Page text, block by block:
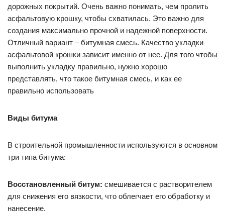
дорожных покрытий. Очень важно понимать, чем пролить
асфальтовую крошку, чтобы схватилась. Это важно для
создания максимально прочной и надежной поверхности.
Отличный вариант – битумная смесь. Качество укладки
асфальтовой крошки зависит именно от нее. Для того чтобы
выполнить укладку правильно, нужно хорошо
представлять, что такое битумная смесь, и как ее
правильно использовать
Виды битума
В строительной промышленности используются в основном
три типа битума:
Восстановленный битум: смешивается с растворителем
для снижения его вязкости, что облегчает его обработку и
нанесение.